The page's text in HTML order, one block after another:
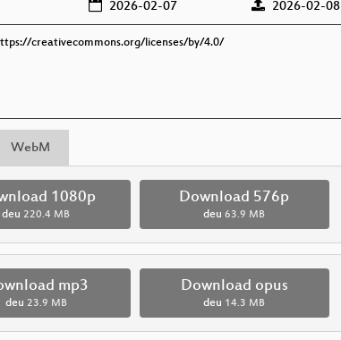
2026-02-07 2026-02-08
creativecommons.org/licenses/by/4.0/
WebM
1080p
deu 220.4 MB
Download 576p
deu 63.9 MB
mp3
deu 23.9 MB
Download opus
deu 14.3 MB